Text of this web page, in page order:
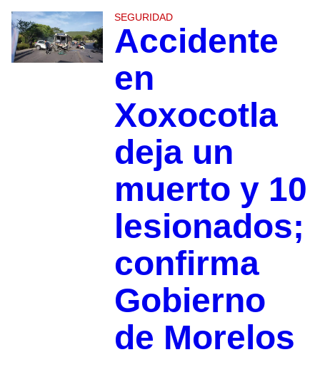
SEGURIDAD
Accidente
en
Xoxocotla
deja un
muerto y 10
lesionados;
confirma
Gobierno
de Morelos